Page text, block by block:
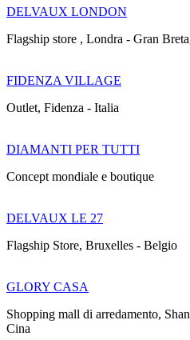
DELVAUX LONDON
Flagship store , Londra - Gran
FIDENZA VILLAGE
Outlet, Fidenza - Italia
DIAMANTI PER TUTTI
Concept mondiale e boutique
DELVAUX LE 27
Flagship Store, Bruxelles - Belgio
GLORY CASA
Shopping mall di arredamento,
Cina